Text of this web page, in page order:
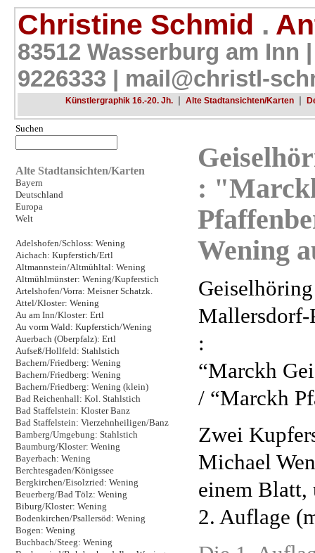
Christine Schmid .
83512 Wasserburg am Inn
9226333 | mail@christl-
Künstlergraphik 16.-20. Jh. | Alte Stadtansichten/Karten |
Suchen
Alte Stadtansichten/Karten
Bayern
Deutschland
Europa
Welt
Adelshofen/Schloss: Wening
Aichach: Kupferstich/Ertl
Altmannstein/Altmühltal: Wening
Altmühlmünster: Wening/Kupferstich
Artelshofen/Vorra: Meisner Schatzk.
Attel/Kloster: Wening
Au am Inn/Kloster: Ertl
Au vorm Wald: Kupferstich/Wening
Auerbach (Oberpfalz): Ertl
Aufseß/Hollfeld: Stahlstich
Bachern/Friedberg: Wening
Bachern/Friedberg: Wening
Bachern/Friedberg: Wening (klein)
Bad Reichenhall: Kol. Stahlstich
Bad Staffelstein: Kloster Banz
Bad Staffelstein: Vierzehnheiligen/Banz
Bamberg/Umgebung: Stahlstich
Baumburg/Kloster: Wening
Bayerbach: Wening
Berchtesgaden/Königssee
Bergkirchen/Eisolzried: Wening
Beuerberg/Bad Tölz: Wening
Biburg/Kloster: Wening
Bodenkirchen/Psallersöd: Wening
Bogen: Wening
Buchbach/Steeg: Wening
:
Wening
Mallersdorf-
:
“Marckh
/ “Marckh
Zwei
Michael
einem Blatt,
2. Auflage